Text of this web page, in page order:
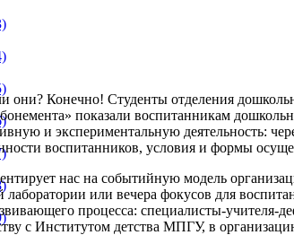
они? Конечно! Студенты отделения
показали воспитанникам
и экспериментальную деятельность:
воспитанников, условия и формы
нас на событийную модель
или вечера фокусов для
процесса: специалисты-
с Институтом детства МПГУ, в